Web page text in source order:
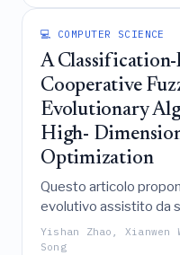
sola complessità
l'accuratezza
necessità di
metodologico.
💻 COMPUTER SCIENCE
A Classification-
Cooperative
Evolutionary
High-
Optimization
Questo articolo
evolutivo assistito da
classificazione-
strategia Kriging
Yishan Zhao,
Song